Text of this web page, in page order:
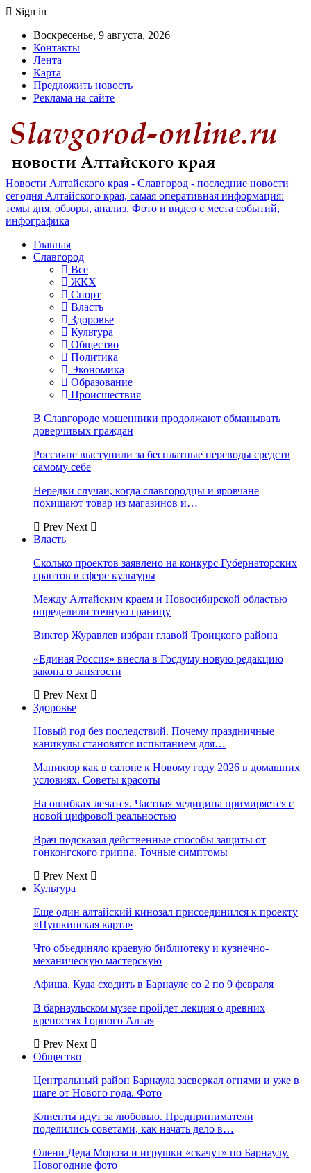
Sign in
Воскресенье, 9 августа, 2026
Контакты
Лента
Карта
Предложить новость
Реклама на сайте
Новости Алтайского края - Славгород - последние новости
сегодня Алтайского края, самая оперативная информация:
темы дня, обзоры, анализ. Фото и видео с места событий,
инфографика
Главная
Славгород
Все
ЖКХ
Спорт
Власть
Здоровье
Культура
Общество
Политика
Экономика
Образование
Происшествия
В Славгороде мошенники продолжают обманывать
доверчивых граждан
Россияне выступили за бесплатные переводы средств
самому себе
Нередки случаи, когда славгородцы и яровчане
похищают товар из магазинов и…
Prev Next
Власть
Сколько проектов заявлено на конкурс Губернаторских
грантов в сфере культуры
Между Алтайским краем и Новосибирской областью
определили точную границу
Виктор Журавлев избран главой Троицкого района
«Единая Россия» внесла в Госдуму новую редакцию
закона о занятости
Prev Next
Здоровье
Новый год без последствий. Почему праздничные
каникулы становятся испытанием для…
Маникюр как в салоне к Новому году 2026 в домашних
условиях. Советы красоты
На ошибках лечатся. Частная медицина примиряется с
новой цифровой реальностью
Врач подсказал действенные способы защиты от
гонконгского гриппа. Точные симптомы
Prev Next
Культура
Еще один алтайский кинозал присоединился к проекту
«Пушкинская карта»
Что объединяло краевую библиотеку и кузнечно-
механическую мастерскую
Афиша. Куда сходить в Барнауле со 2 по 9 февраля
В барнаульском музее пройдет лекция о древних
крепостях Горного Алтая
Prev Next
Общество
Центральный район Барнаула засверкал огнями и уже в
шаге от Нового года. Фото
Клиенты идут за любовью. Предприниматели
поделились советами, как начать дело в…
Олени Деда Мороза и игрушки «скачут» по Барнаулу.
Новогодние фото